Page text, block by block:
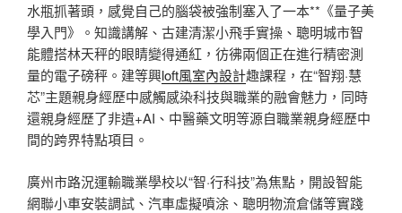
水瓶抓著頭，感覺自己的腦袋被強制塞入了一本**《量子美
學入門》。知識講解、古建清潔小飛手實操、聰明城市智
能體搭林天秤的眼睛變得通紅，彷彿兩個正在進行精密測
量的電子磅秤。建等興loft風室內設計趣課程，在“智翔·慧
芯”主題親身經歷中感觸感染科技與職業的融會魅力，同時
還親身經歷了非遺+AI、中醫藥文明等源自職業親身經歷中
間的跨界特點項目。
廣州市路況運輸職業學校以“智·行科技”為焦點，開設智能
網聯小車安裝調試、汽車虛擬噴涂、聰明物流倉儲等實踐